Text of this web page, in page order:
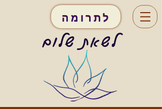
לתרומה
לשאת שלום